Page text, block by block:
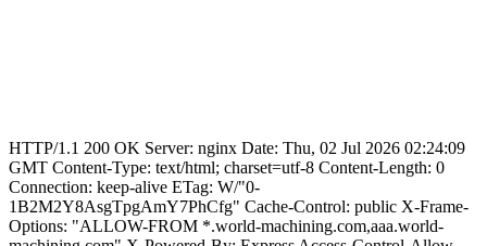
HTTP/1.1 200 OK Server: nginx Date: Thu, 02 Jul 2026 02:24:09
GMT Content-Type: text/html; charset=utf-8 Content-Length: 0
Connection: keep-alive ETag: W/"0-
1B2M2Y8AsgTpgAmY7PhCfg" Cache-Control: public X-Frame-
Options: "ALLOW-FROM *.world-machining.com,aaa.world-